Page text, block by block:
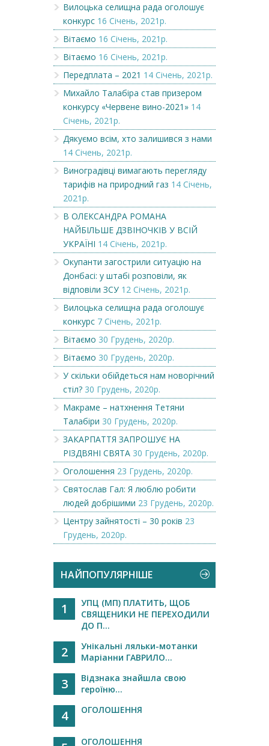
Вилоцька селищна рада оголошує
конкурс 16 Січень, 2021р.
Вітаємо 16 Січень, 2021р.
Вітаємо 16 Січень, 2021р.
Передплата – 2021 14 Січень, 2021р.
Михайло Талабіра став призером
конкурсу «Червене вино-2021» 14
Січень, 2021р.
Дякуємо всім, хто залишився з нами
14 Січень, 2021р.
Виноградівці вимагають перегляду
тарифів на природний газ 14 Січень,
2021р.
В ОЛЕКСАНДРА РОМАНА
НАЙБІЛЬШЕ ДЗВІНОЧКІВ У ВСІЙ
УКРАЇНІ 14 Січень, 2021р.
Окупанти загострили ситуацію на
Донбасі: у штабі розповіли, як
відповіли ЗСУ 12 Січень, 2021р.
Вилоцька селищна рада оголошує
конкурс 7 Січень, 2021р.
Вітаємо 30 Грудень, 2020р.
Вітаємо 30 Грудень, 2020р.
У скільки обійдеться нам новорічний
стіл? 30 Грудень, 2020р.
Макраме – натхнення Тетяни
Талабіри 30 Грудень, 2020р.
ЗАКАРПАТТЯ ЗАПРОШУЄ НА
РІЗДВЯНІ СВЯТА 30 Грудень, 2020р.
Оголошення 23 Грудень, 2020р.
Святослав Гал: Я люблю робити
людей добрішими 23 Грудень, 2020р.
Центру зайнятості – 30 років 23
Грудень, 2020р.
НАЙПОПУЛЯРНІШЕ
1
УПЦ (МП) ПЛАТИТЬ, ЩОБ
СВЯЩЕНИКИ НЕ ПЕРЕХОДИЛИ
ДО П...
2
Унікальні ляльки-мотанки
Маріанни ГАВРИЛО...
3
Відзнака знайшла свою
героїню...
4 ОГОЛОШЕННЯ
ОГОЛОШЕННЯ